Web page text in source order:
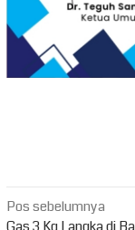
Navigasi
Pos sebelumnya